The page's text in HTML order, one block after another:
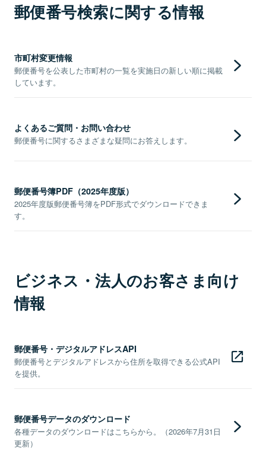
郵便番号検索に関する情報
市町村変更情報
郵便番号を公表した市町村の一覧を実施日の新しい順に掲載
しています。
よくあるご質問・お問い合わせ
郵便番号に関するさまざまな疑問にお答えします。
郵便番号簿PDF（2025年度版）
2025年度版郵便番号簿をPDF形式でダウンロードできま
す。
ビジネス・法人のお客さま向け
情報
郵便番号・デジタルアドレスAPI
郵便番号とデジタルアドレスから住所を取得できる公式API
を提供。
郵便番号データのダウンロード
各種データのダウンロードはこちらから。（2026年7月31日
更新）